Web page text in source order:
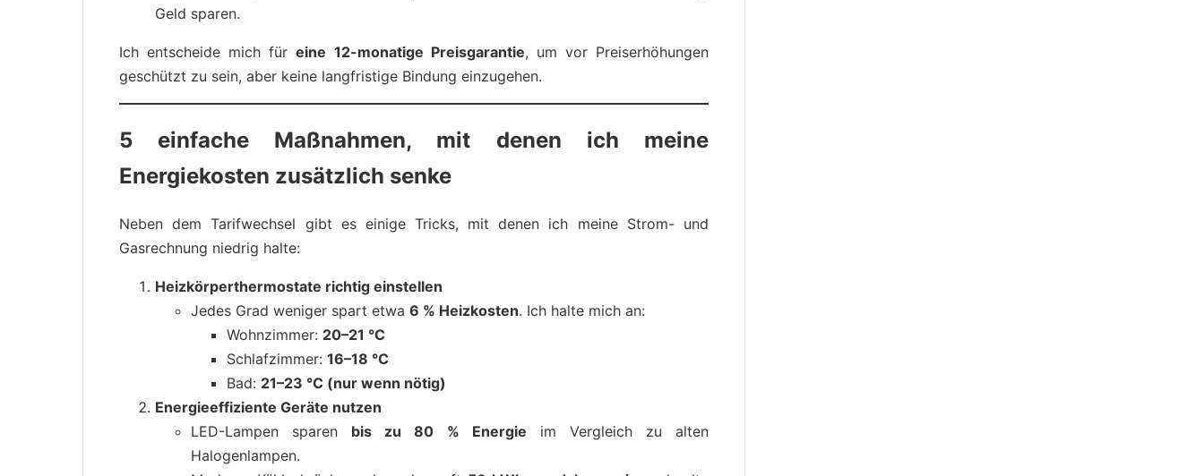
Geld sparen.
Ich entscheide mich füreine 12-monatige Preisgarantie, um vor Preiserhöhungen
geschützt zu sein, aber keine langfristige Bindung einzugehen.
5 einfache Maßnahmen, mit denen ich meine
Energiekosten zusätzlich senke
Neben dem Tarifwechsel gibt es einige Tricks, mit denen ich meine Strom- und
Gasrechnung niedrig halte:
Heizkörperthermostate richtig einstellen
Jedes Grad weniger spart etwa 6 % Heizkosten. Ich halte mich an:
Wohnzimmer: 20–21 °C
Schlafzimmer: 16–18 °C
Bad: 21–23 °C (nur wenn nötig)
Energieeffiziente Geräte nutzen
LED-Lampen sparen bis zu 80 % Energie im Vergleich zu alten
Halogenlampen.